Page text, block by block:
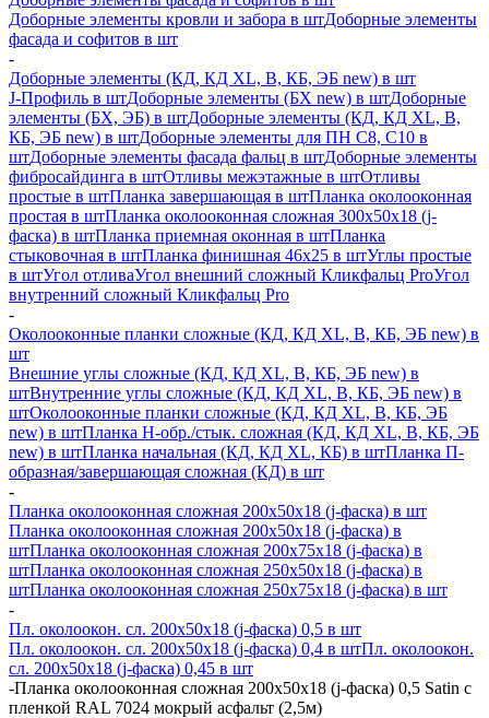
Доборные элементы кровли и забора в штДоборные элементы
фасада и софитов в шт
-
Доборные элементы (КД, КД XL, В, КБ, ЭБ new) в шт
J-Профиль в штДоборные элементы (БХ new) в штДоборные
элементы (БХ, ЭБ) в штДоборные элементы (КД, КД XL, В,
КБ, ЭБ new) в штДоборные элементы для ПН С8, С10 в
штДоборные элементы фасада фальц в штДоборные элементы
фибросайдинга в штОтливы межэтажные в штОтливы
простые в штПланка завершающая в штПланка околооконная
простая в штПланка околооконная сложная 300х50х18 (j-
фаска) в штПланка приемная оконная в штПланка
стыковочная в штПланка финишная 46х25 в штУглы простые
в штУгол отливаУгол внешний сложный Кликфальц ProУгол
внутренний сложный Кликфальц Pro
-
Околооконные планки сложные (КД, КД XL, В, КБ, ЭБ new) в
шт
Внешние углы сложные (КД, КД XL, В, КБ, ЭБ new) в
штВнутренние углы сложные (КД, КД XL, В, КБ, ЭБ new) в
штОколооконные планки сложные (КД, КД XL, В, КБ, ЭБ
new) в штПланка H-обр./стык. сложная (КД, КД XL, В, КБ, ЭБ
new) в штПланка начальная (КД, КД XL, КБ) в штПланка П-
образная/завершающая сложная (КД) в шт
-
Планка околооконная сложная 200х50х18 (j-фаска) в шт
Планка околооконная сложная 200х50х18 (j-фаска) в
штПланка околооконная сложная 200х75х18 (j-фаска) в
штПланка околооконная сложная 250х50х18 (j-фаска) в
штПланка околооконная сложная 250х75х18 (j-фаска) в шт
-
Пл. околоокон. сл. 200х50х18 (j-фаска) 0,5 в шт
Пл. околоокон. сл. 200х50х18 (j-фаска) 0,4 в штПл. околоокон.
сл. 200х50х18 (j-фаска) 0,45 в шт
-Планка околооконная сложная 200х50х18 (j-фаска) 0,5 Satin с
пленкой RAL 7024 мокрый асфальт (2,5м)